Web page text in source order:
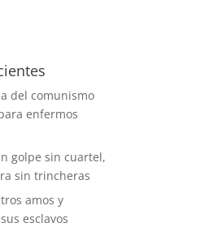
del comunismo
enfermos
golpe sin cuartel,
sin trincheras
amos y
esclavos